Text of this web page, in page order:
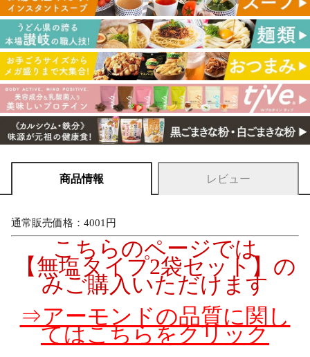
商品情報 レビュー
通常販売価格：4001円
こちらのページでは
【無塩タイプ2袋セット】の
みご購入いただけます
⇒アーモンドの品質に関し
てはこちらをクリック